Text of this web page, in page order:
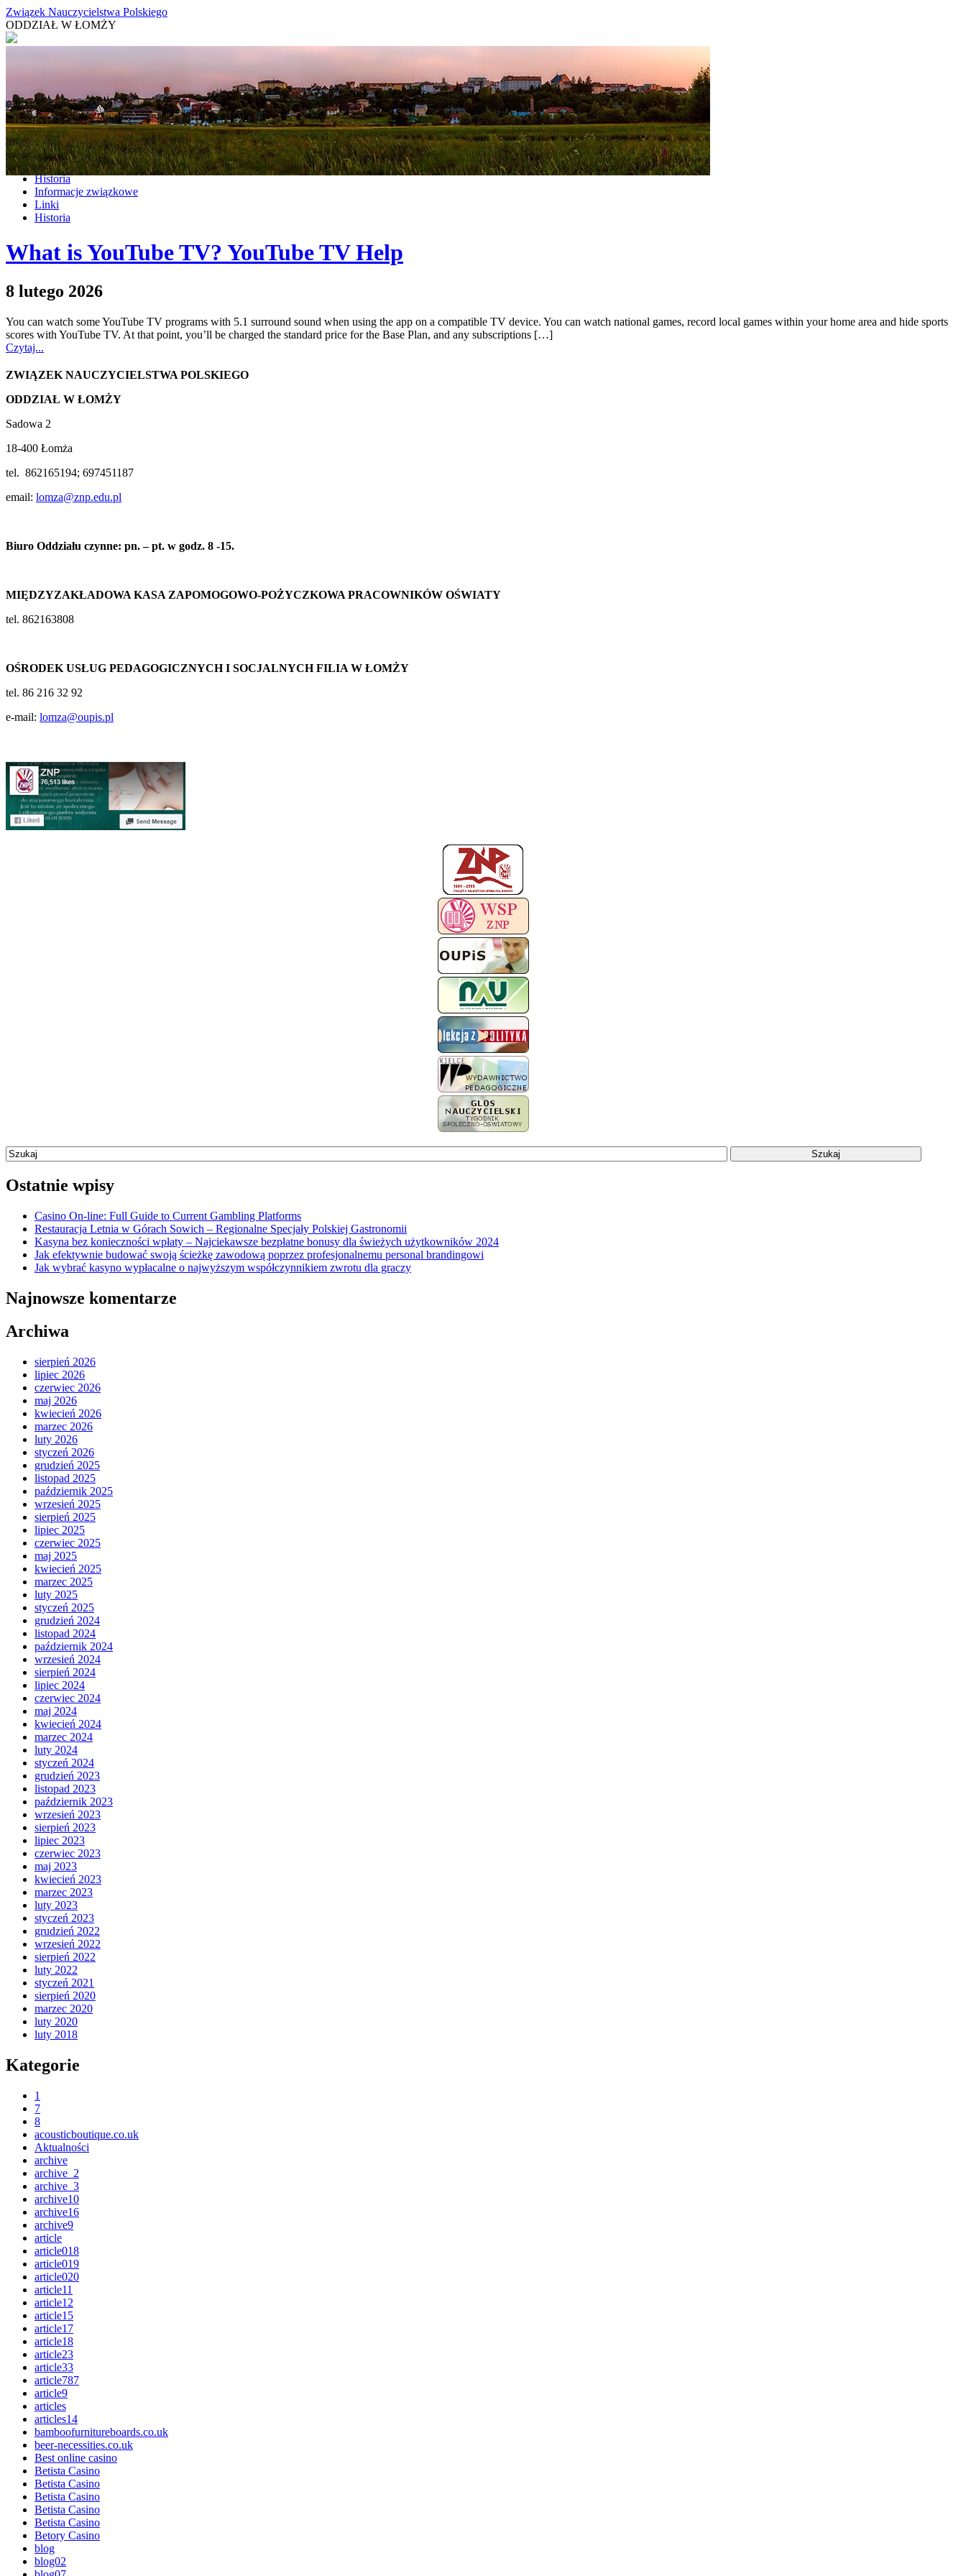
Związek Nauczycielstwa Polskiego
ODDZIAŁ W ŁOMŻY
Aktualności
O NAS
Historia
Informacje związkowe
Linki
Historia
What is YouTube TV? YouTube TV Help
8 lutego 2026
You can watch some YouTube TV programs with 5.1 surround sound when using the app on a compatible TV device. You can watch national games, record local games within your home area and hide sports
scores with YouTube TV. At that point, you’ll be charged the standard price for the Base Plan, and any subscriptions […]
Czytaj...
ZWIĄZEK NAUCZYCIELSTWA POLSKIEGO
ODDZIAŁ W ŁOMŻY
Sadowa 2
18-400 Łomża
tel. 862165194; 697451187
email: lomza@znp.edu.pl
Biuro Oddziału czynne: pn. – pt. w godz. 8 -15.
MIĘDZYZAKŁADOWA KASA ZAPOMOGOWO-POŻYCZKOWA PRACOWNIKÓW OŚWIATY
tel. 862163808
OŚRODEK USŁUG PEDAGOGICZNYCH I SOCJALNYCH FILIA W ŁOMŻY
tel. 86 216 32 92
e-mail: lomza@oupis.pl
Ostatnie wpisy
Casino On-line: Full Guide to Current Gambling Platforms
Restauracja Letnia w Górach Sowich – Regionalne Specjały Polskiej Gastronomii
Kasyna bez konieczności wpłaty – Najciekawsze bezpłatne bonusy dla świeżych użytkowników 2024
Jak efektywnie budować swoją ścieżkę zawodową poprzez profesjonalnemu personal brandingowi
Jak wybrać kasyno wypłacalne o najwyższym współczynnikiem zwrotu dla graczy
Najnowsze komentarze
Archiwa
sierpień 2026
lipiec 2026
czerwiec 2026
maj 2026
kwiecień 2026
marzec 2026
luty 2026
styczeń 2026
grudzień 2025
listopad 2025
październik 2025
wrzesień 2025
sierpień 2025
lipiec 2025
czerwiec 2025
maj 2025
kwiecień 2025
marzec 2025
luty 2025
styczeń 2025
grudzień 2024
listopad 2024
październik 2024
wrzesień 2024
sierpień 2024
lipiec 2024
czerwiec 2024
maj 2024
kwiecień 2024
marzec 2024
luty 2024
styczeń 2024
grudzień 2023
listopad 2023
październik 2023
wrzesień 2023
sierpień 2023
lipiec 2023
czerwiec 2023
maj 2023
kwiecień 2023
marzec 2023
luty 2023
styczeń 2023
grudzień 2022
wrzesień 2022
sierpień 2022
luty 2022
styczeń 2021
sierpień 2020
marzec 2020
luty 2020
luty 2018
Kategorie
1
7
8
acousticboutique.co.uk
Aktualności
archive
archive_2
archive_3
archive10
archive16
archive9
article
article018
article019
article020
article11
article12
article15
article17
article18
article23
article33
article787
article9
articles
articles14
bamboofurnitureboards.co.uk
beer-necessities.co.uk
Best online casino
Betista Casino
Betista Casino
Betista Casino
Betista Casino
Betista Casino
Betory Casino
blog
blog02